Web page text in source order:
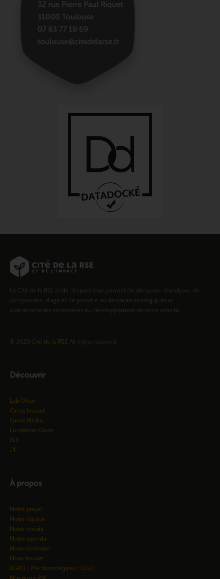
La Cité de la RSE et de l’impact vous permet de décrypter, d’analyser, de
comprendre, d’agir et de prendre les décisions stratégiques et
opérationnelles nécessaires au développement de votre activité.
© 2020 Cité de la RSE All rights reserved
Découvrir
Lab'Oïkos
Oïkos Impact
Oïkos Média
Fondation Oïkos
ISJT
JT
À propos
Notre projet
Notre équipe
Notre média
Notre agenda
Nous contacter
Nous trouver
RGPD / Mentions légales / CGU